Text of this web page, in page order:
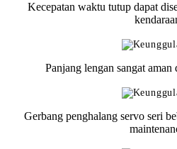
Kecepatan waktu tutup dapat
Panjang lengan sangat aman
Gerbang penghalang servo seri